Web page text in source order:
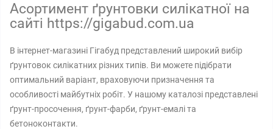
Асортимент ґрунтовки силікатної на
сайті https://gigabud.com.ua
В інтернет-магазині Гігабуд представлений широкий вибір
ґрунтовок силікатних різних типів. Ви можете підібрати
оптимальний варіант, враховуючи призначення та
особливості майбутніх робіт. У нашому каталозі представлені
ґрунт-просочення, ґрунт-фарби, ґрунт-емалі та
бетоноконтакти.